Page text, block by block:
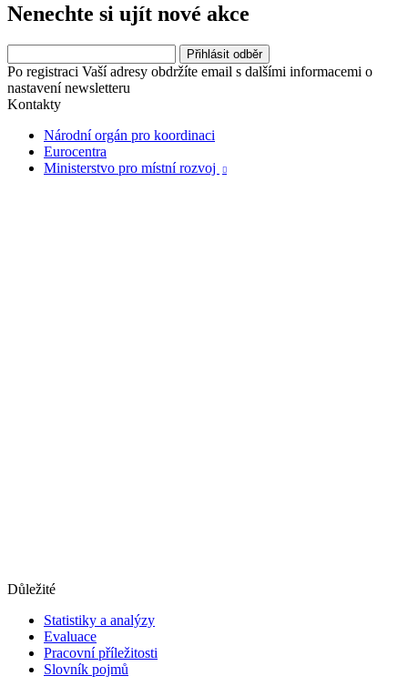
Nenechte si ujít nové akce
Po registraci Vaší adresy obdržíte email s dalšími informacemi o
nastavení newsletteru
Kontakty
Národní orgán pro koordinaci
Eurocentra
Ministerstvo pro místní rozvoj

Důležité
Statistiky a analýzy
Evaluace
Pracovní příležitosti
Slovník pojmů